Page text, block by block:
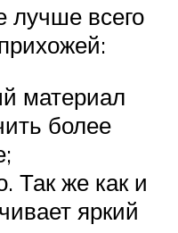
лучше всего
материал
более
Так же как и
яркий